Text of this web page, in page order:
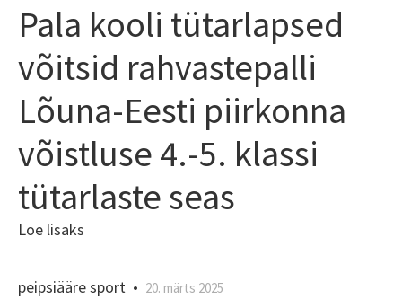
Pala kooli tütarlapsed
võitsid rahvastepalli
Lõuna-Eesti piirkonna
võistluse 4.-5. klassi
tütarlaste seas
Loe lisaks
peipsiääre sport • 20. märts 2025